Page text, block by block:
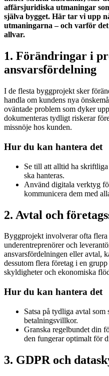
affärsjuridiska utmaningar
själva bygget. Här tar vi upp
utmaningarna – och varför
allvar.
1. Förändringar i
ansvarsfördelning
I de flesta byggprojekt sker
handla om kundens nya
oväntade problem som dyker
dokumenteras tydligt riskerar
missnöje hos kunden.
Hur du kan hantera det
Se till att alltid ha
ska hanteras.
Använd digitala verktyg
kommunicera dem med
2. Avtal och
Byggprojekt involverar ofta flera
underentreprenörer och
ansvarsfördelningen eller avtal,
dessutom flera företag i en
skyldigheter och ekonomiska
Hur du kan hantera det
Satsa på tydliga avtal
betalningsvillkor.
Granska regelbundet din
den fungerar optimalt för
3. GDPR och